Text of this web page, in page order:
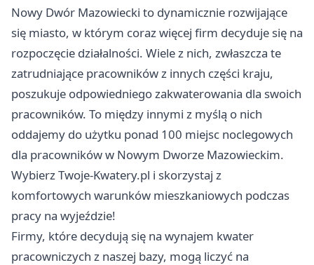
Nowy Dwór Mazowiecki to dynamicznie rozwijające
się miasto, w którym coraz więcej firm decyduje się na
rozpoczęcie działalności. Wiele z nich, zwłaszcza te
zatrudniające pracowników z innych części kraju,
poszukuje odpowiedniego zakwaterowania dla swoich
pracowników. To między innymi z myślą o nich
oddajemy do użytku ponad 100 miejsc noclegowych
dla pracowników w Nowym Dworze Mazowieckim.
Wybierz Twoje-Kwatery.pl i skorzystaj z
komfortowych warunków mieszkaniowych podczas
pracy na wyjeździe!
Firmy, które decydują się na wynajem kwater
pracowniczych z naszej bazy, mogą liczyć na